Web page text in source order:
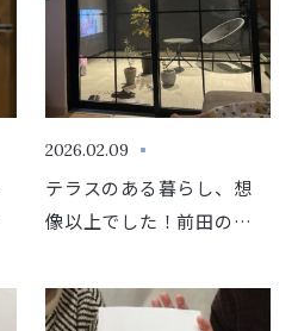
2026.02.09
テラスのある暮らし、想
像以上でした！前田の住